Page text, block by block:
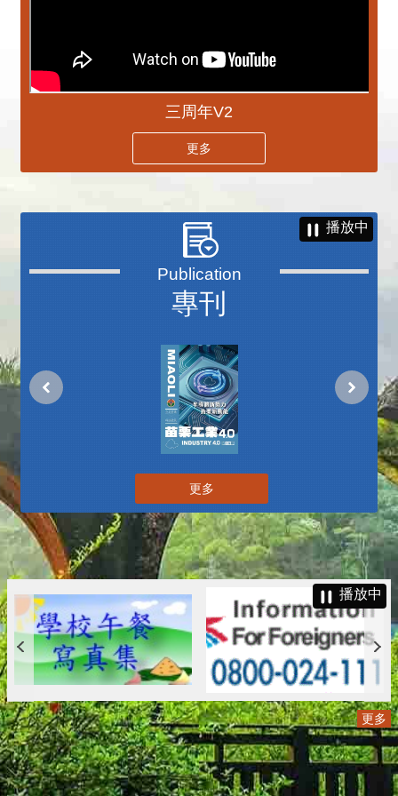
三周年V2
更多
專刊
播放中
更多
播放中
更多